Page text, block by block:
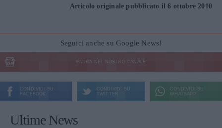
Articolo originale pubblicato il 6 ottobre 2010
Seguici anche su Google News!
ENTRA NEL NOSTRO CANALE
CONDIVIDI SU
FACEBOOK
CONDIVIDI SU
TWITTER
CONDIVIDI SU
WHATSAPP
Ultime News